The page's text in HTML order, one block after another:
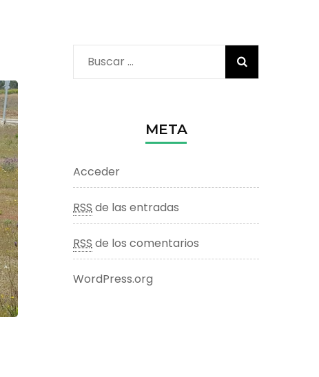
Buscar:
META
Acceder
RSSde las entradas
RSSde los comentarios
WordPress.org